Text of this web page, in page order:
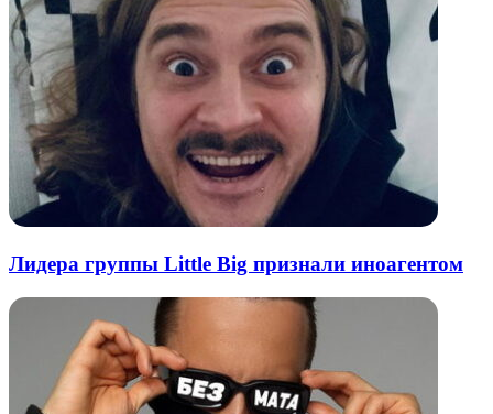
Лидера группы Little Big признали иноагентом